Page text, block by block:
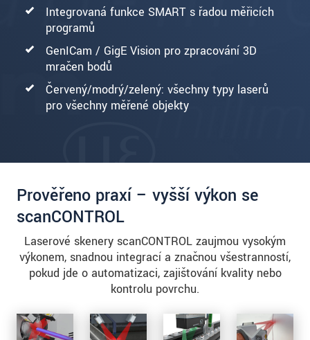
Integrovaná funkce SMART s řadou měřicích
programů
GenICam / GigE Vision pro zpracování 3D
mračen bodů
Červený/modrý/zelený: všechny typy laserů
pro všechny měřené objekty
Prověřeno praxí – vyšší výkon se
scanCONTROL
Laserové skenery scanCONTROL zaujmou vysokým
výkonem, snadnou integrací a značnou všestranností,
pokud jde o automatizaci, zajišťování kvality nebo
kontrolu povrchu.